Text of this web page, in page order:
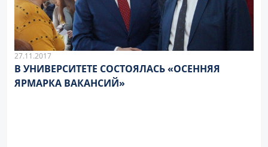
27.11.2017
В УНИВЕРСИТЕТЕ СОСТОЯЛАСЬ «ОСЕННЯЯ
ЯРМАРКА ВАКАНСИЙ»